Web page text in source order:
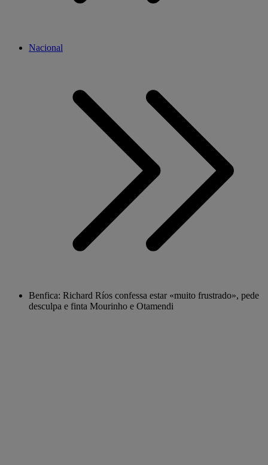
Nacional
Benfica: Richard Ríos confessa estar «muito frustrado», pede
desculpa e finta Mourinho e Otamendi